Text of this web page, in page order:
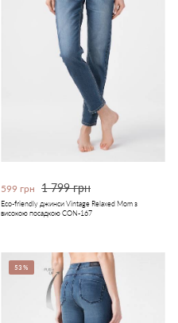
599 грн 1 799 грн
Eco-friendly джинси Vintage Relaxed Mom з
високою посадкою CON-167
53%